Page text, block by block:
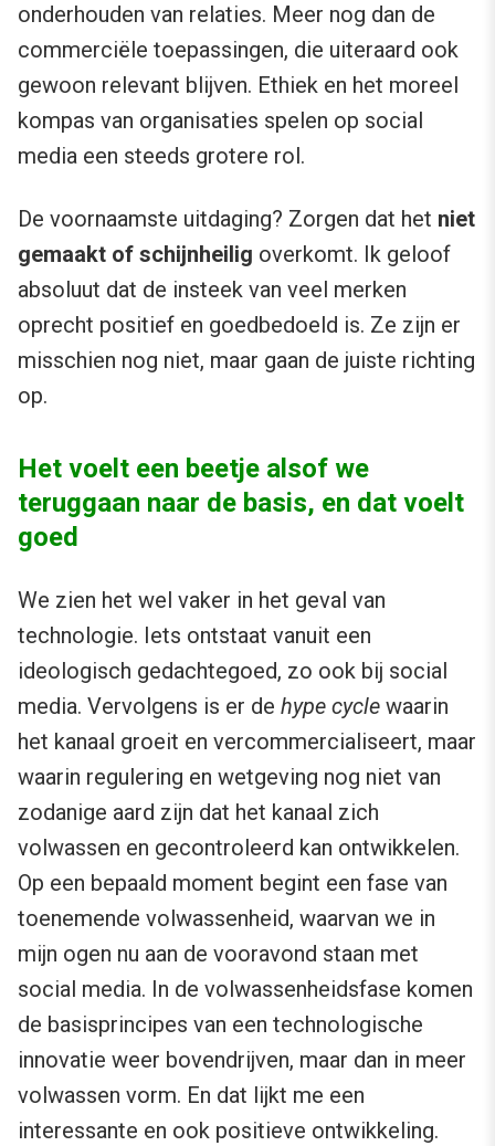
onderhouden van relaties. Meer nog dan de
commerciële toepassingen, die uiteraard ook
gewoon relevant blijven. Ethiek en het moreel
kompas van organisaties spelen op social
media een steeds grotere rol.
De voornaamste uitdaging? Zorgen dat het niet
gemaakt of schijnheilig overkomt. Ik geloof
absoluut dat de insteek van veel merken
oprecht positief en goedbedoeld is. Ze zijn er
misschien nog niet, maar gaan de juiste richting
op.
Het voelt een beetje alsof we
teruggaan naar de basis, en dat voelt
goed
We zien het wel vaker in het geval van
technologie. Iets ontstaat vanuit een
ideologisch gedachtegoed, zo ook bij social
media. Vervolgens is er de hype cycle waarin
het kanaal groeit en vercommercialiseert, maar
waarin regulering en wetgeving nog niet van
zodanige aard zijn dat het kanaal zich
volwassen en gecontroleerd kan ontwikkelen.
Op een bepaald moment begint een fase van
toenemende volwassenheid, waarvan we in
mijn ogen nu aan de vooravond staan met
social media. In de volwassenheidsfase komen
de basisprincipes van een technologische
innovatie weer bovendrijven, maar dan in meer
volwassen vorm. En dat lijkt me een
interessante en ook positieve ontwikkeling.